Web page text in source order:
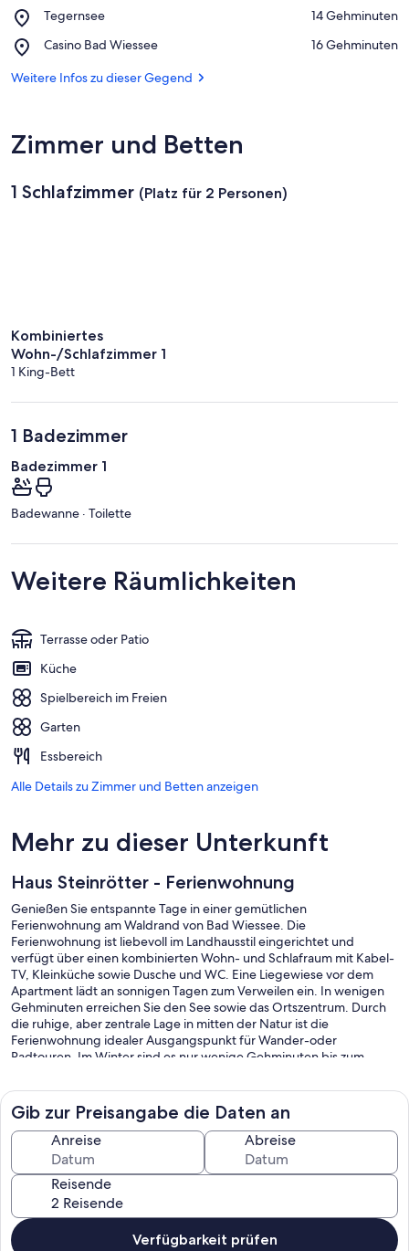
Tegernsee
Place,
‪14 Gehminuten‬
Casino Bad Wiessee
Place,
Bad
‪16 Gehminuten‬
Weitere Infos zu dieser Gegend
Zimmer und Betten
1 Schlafzimmer (Platz für 2 Personen)
Kombiniertes
Wohn-/Schlafzimmer 1
1 King-Bett
1 Badezimmer
Badezimmer 1
Badewanne · Toilette
Weitere Räumlichkeiten
Terrasse oder Patio
Küche
Spielbereich im Freien
Garten
Essbereich
Alle Details zu Zimmer und Betten anzeigen
Mehr zu dieser Unterkunft
Haus Steinrötter - Ferienwohnung
Genießen Sie entspannte Tage in einer gemütlichen
Ferienwohnung am Waldrand von Bad Wiessee. Die
Ferienwohnung ist liebevoll im Landhausstil eingerichtet und
verfügt über einen kombinierten Wohn- und Schlafraum mit Kabel-
TV, Kleinküche sowie Dusche und WC. Eine Liegewiese vor dem
Apartment lädt an sonnigen Tagen zum Verweilen ein. In wenigen
Gehminuten erreichen Sie den See sowie das Ortszentrum. Durch
die ruhige, aber zentrale Lage in mitten der Natur ist die
Ferienwohnung idealer Ausgangspunkt für Wander-oder
Radtouren. Im Winter sind es nur wenige Gehminuten bis zum
parken Sie bei uns kostenfrei vor dem Haus.
Ferienwohnung:
Die Ferienwohnung im 2. Stock ist liebevoll im Landhausstil
eingerichtet und verfügt über einen kombinierten Wohn-und
Schlafraum mit Kabel-TV, Kleinküche sowie Dusche und WC.
Gib zur Preisangabe die Daten an
Anreise Abreise
Reisende
Verfügbarkeit prüfen